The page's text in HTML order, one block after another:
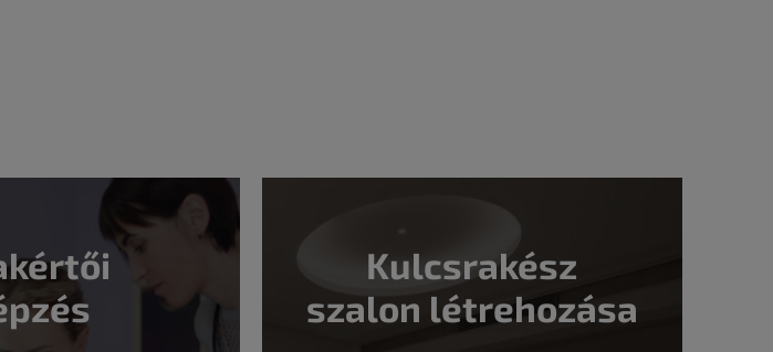
Kulcsrakész
szalon létrehozása